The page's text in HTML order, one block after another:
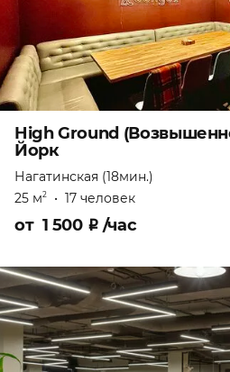
High Ground
Йорк
Нагатинская (18мин.)
25 м2 • 17 человек
от 1 500 ₽ /час